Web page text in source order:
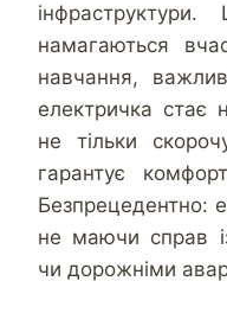
намагаються
навчання,
електричка стає
не тільки
гарантує
Безпрецедентно:
не маючи справ
чи дорожніми